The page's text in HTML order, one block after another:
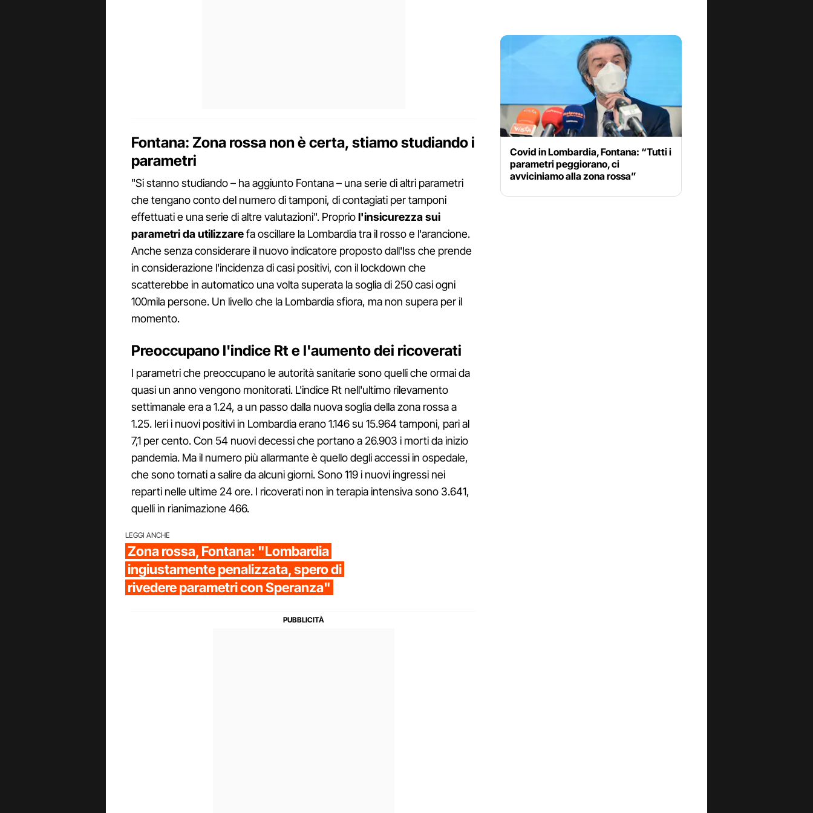
Fontana: Zona rossa non è certa, stiamo studiando i
parametri
"Si stanno studiando – ha aggiunto Fontana – una serie di altri parametri
che tengano conto del numero di tamponi, di contagiati per tamponi
effettuati e una serie di altre valutazioni". Propriol'insicurezza sui
parametri da utilizzarefa oscillare la Lombardia tra il rosso e l'arancione.
Anche senza considerare il nuovo indicatore proposto dall'Iss che prende
in considerazione l'incidenza di casi positivi, con il lockdown che
scatterebbe in automatico una volta superata la soglia di 250 casi ogni
100mila persone. Un livello che la Lombardia sfiora, ma non supera per il
momento.
Preoccupano l'indice Rt e l'aumento dei ricoverati
I parametri che preoccupano le autorità sanitarie sono quelli che ormai da
quasi un anno vengono monitorati. L'indice Rt nell'ultimo rilevamento
settimanale era a 1.24, a un passo dalla nuova soglia della zona rossa a
1.25. Ieri i nuovi positivi in Lombardia erano 1.146 su 15.964 tamponi, pari al
7,1 per cento. Con 54 nuovi decessi che portano a 26.903 i morti da inizio
pandemia. Ma il numero più allarmante è quello degli accessi in ospedale,
che sono tornati a salire da alcuni giorni. Sono 119 i nuovi ingressi nei
reparti nelle ultime 24 ore. I ricoverati non in terapia intensiva sono 3.641,
quelli in rianimazione 466.
LEGGI ANCHE
Zona rossa, Fontana: "Lombardia
ingiustamente penalizzata, spero di
rivedere parametri con Speranza"
Covid in Lombardia, Fontana: “Tutti i
parametri peggiorano, ci
avviciniamo alla zona rossa”